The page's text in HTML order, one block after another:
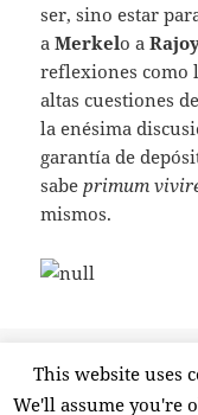
ser, sino estar
aMerkelo a
reflexiones como
altas cuestiones
la enésima
garantía de
sabeprimum
mismos.
el
Magreb,Merkel,Rajoy,
This website uses
We'll assume you're